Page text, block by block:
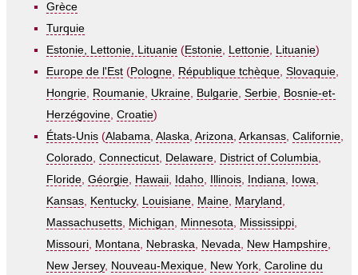
Grèce
Turquie
Estonie, Lettonie, Lituanie (Estonie, Lettonie, Lituanie)
Europe de l'Est (Pologne, République tchèque, Slovaquie,
Hongrie, Roumanie, Ukraine, Bulgarie, Serbie, Bosnie-et-
Herzégovine, Croatie)
États-Unis (Alabama, Alaska, Arizona, Arkansas, Californie,
Colorado, Connecticut, Delaware, District of Columbia,
Floride, Géorgie, Hawaii, Idaho, Illinois, Indiana, Iowa,
Kansas, Kentucky, Louisiane, Maine, Maryland ,
Massachusetts, Michigan, Minnesota, Mississippi,
Missouri, Montana, Nebraska, Nevada, New Hampshire,
New Jersey, Nouveau-Mexique, New York, Caroline du